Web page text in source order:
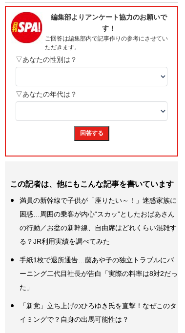
この記者は、他にもこんな記事を書いています
満員の新幹線で子供が「座りたい～！」迷惑家族に
困惑…周囲の乗客が内心“スカッ”としたおばあさん
の行動／お盆の新幹線、自由席はどれくらい混雑す
る？JR利用実績を調べてみた
手紙1枚で退所通告…藤あや子の独立トラブルにバ
ーニング二代目社長が告白「実際の料率は8対2だっ
た」
「新党」立ち上げのひろゆき氏を直撃！なぜこのタ
イミングで？自身の出馬可能性は？